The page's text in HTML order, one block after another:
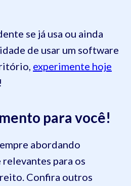
se já usa ou ainda
de usar um software
experimente hoje
!
para você!
abordando
para os
Confira outros